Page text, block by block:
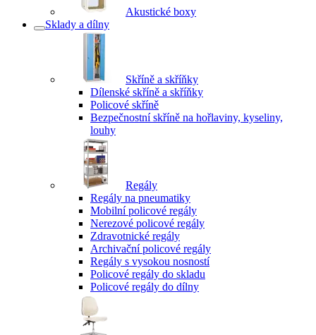
Akustické boxy
Sklady a dílny
Skříně a skříňky
Dílenské skříně a skříňky
Policové skříně
Bezpečnostní skříně na hořlaviny, kyseliny,
louhy
Regály
Regály na pneumatiky
Mobilní policové regály
Nerezové policové regály
Zdravotnické regály
Archivační policové regály
Regály s vysokou nosností
Policové regály do skladu
Policové regály do dílny